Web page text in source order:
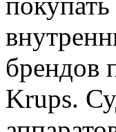
брендов
Krups.